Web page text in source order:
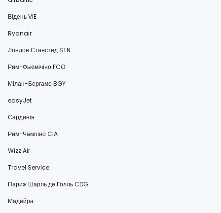
Відень VIE
Ryanair
Лондон Станстед STN
Рим-Фьюмічіно FCO
Мілан-Бергамо BGY
easyJet
Сардинія
Рим-Чампіно CIA
Wizz Air
Travel Service
Париж Шарль де Голль CDG
Мадейра